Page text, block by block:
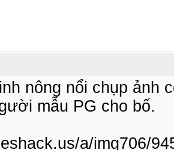
nông nổi chụp ảnh
mẫu PG cho bố.
a/img706/